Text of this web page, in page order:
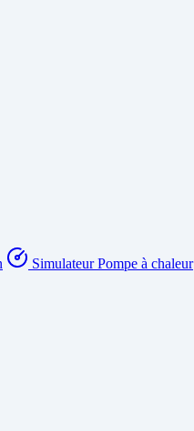
Simulateur Pompe à chaleur